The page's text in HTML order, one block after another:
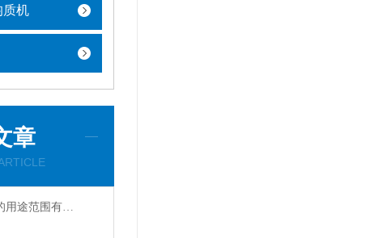
质机
章
低温恒温搅拌反应浴的用途范围有哪些呢？